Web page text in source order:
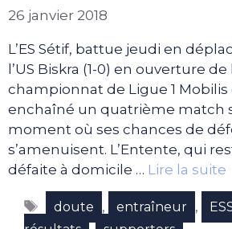
26 janvier 2018
L’ES Sétif, battue jeudi en
l’US Biskra (1-0) en ouverture
championnat de Ligue 1 Mobilis
enchaîné un quatrième match
moment où ses chances de
s’amenuisent. L’Entente, qui
défaite à domicile … Lire la suite
Étiquettes
doute , entraîneur ,